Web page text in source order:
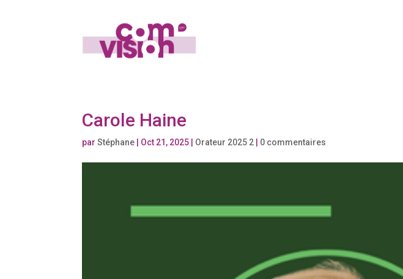
Carole Haine
parStéphane Oct 21, 2025 Orateur 2025 2 0 commentaires